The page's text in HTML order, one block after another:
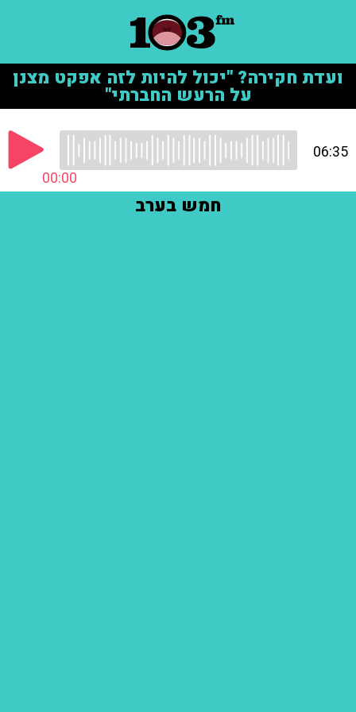
ועדת חקירה? "יכול להיות לזה אפקט מצנן
על הרעש החברתי"
00:00
06:35
חמש בערב